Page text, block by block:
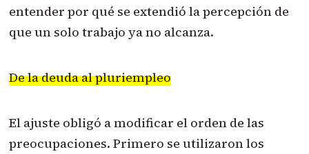
entender por qué se extendió la percepción de
que un solo trabajo ya no alcanza.
De la deuda al pluriempleo
El ajuste obligó a modificar el orden de las
preocupaciones. Primero se utilizaron los